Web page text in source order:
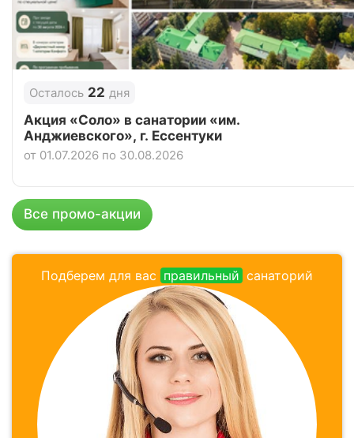
Рейтинг 4.5
Отзывы 19 отзывов
Санаторий «Долина Нарзанов», Ессентуки
Рейтинг 4.1
Санаторий «Металлург», Ессентуки
Рейтинг 4.6
11 отзывов
Осталось 22 дня
Акция «Соло» в санатории «им.
Анджиевского», г. Ессентуки
от 01.07.2026 по 30.08.2026
Все промо-акции
Подберем для вас правильный санаторий